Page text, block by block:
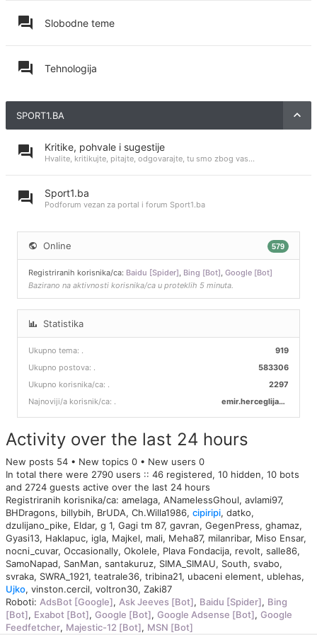
Slobodne teme
Tehnologija
SPORT1.BA
Kritike, pohvale i sugestije
Hvalite, kritikujte, pitajte, odgovarajte, tu smo zbog vas...
Sport1.ba
Podforum vezan za portal i forum Sport1.ba
Online 579
Registriranih korisnika/ca: Baidu [Spider], Bing [Bot], Google [Bot]
Bazirano na aktivnosti korisnika/ca u proteklih 5 minuta.
Statistika
Ukupno tema: 919
.
Ukupno postova:
583306
.
Ukupno korisnika/ca:
2297
.
Najnoviji/a korisnik/ca:
emir.herceglija00
.
Activity over the last 24 hours
New posts 54 • New topics 0 • New users 0
In total there were 2790 users :: 46 registered, 10 hidden, 10 bots
and 2724 guests active over the last 24 hours
Registriranih korisnika/ca: amelaga, ANamelessGhoul, avlami97,
BHDragons, billybih, BrUDA, Ch.Willa1986, cipiripi, datko,
dzulijano_pike, Eldar, g 1, Gagi tm 87, gavran, GegenPress, ghamaz,
Gyasi13, Haklapuc, igla, Majkel, mali, Meha87, milanribar, Miso Ensar,
nocni_cuvar, Occasionally, Okolele, Plava Fondacija, revolt, salle86,
SamoNapad, SanMan, santakuruz, SIMA_SIMAU, South, svabo,
svraka, SWRA_1921, teatrale36, tribina21, ubaceni element, ublehas,
Ujko, vinston.cercil, voltron30, Zaki87
Roboti: AdsBot [Google], Ask Jeeves [Bot], Baidu [Spider], Bing
[Bot], Exabot [Bot], Google [Bot], Google Adsense [Bot], Google
Feedfetcher, Majestic-12 [Bot], MSN [Bot]